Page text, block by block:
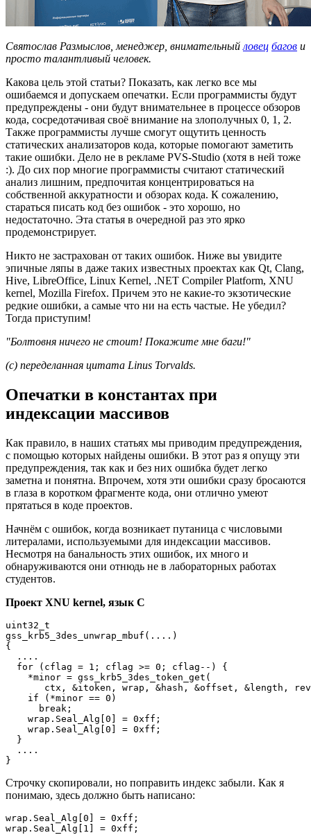
Святослав Размыслов, менеджер, внимательныйловец багов и
просто талантливый человек.
Какова цель этой статьи? Показать, как легко все мы
ошибаемся и допускаем опечатки. Если программисты будут
предупреждены - они будут внимательнее в процессе обзоров
кода, сосредотачивая своё внимание на злополучных 0, 1, 2.
Также программисты лучше смогут ощутить ценность
статических анализаторов кода, которые помогают заметить
такие ошибки. Дело не в рекламе PVS-Studio (хотя в ней тоже
:). До сих пор многие программисты считают статический
анализ лишним, предпочитая концентрироваться на
собственной аккуратности и обзорах кода. К сожалению,
стараться писать код без ошибок - это хорошо, но
недостаточно. Эта статья в очередной раз это ярко
продемонстрирует.
Никто не застрахован от таких ошибок. Ниже вы увидите
эпичные ляпы в даже таких известных проектах как Qt, Clang,
Hive, LibreOffice, Linux Kernel, .NET Compiler Platform, XNU
kernel, Mozilla Firefox. Причем это не какие-то экзотические
редкие ошибки, а самые что ни на есть частые. Не убедил?
Тогда приступим!
"Болтовня ничего не стоит! Покажите мне баги!"
(c) переделанная цитата Linus Torvalds.
Опечатки в константах при
индексации массивов
Как правило, в наших статьях мы приводим предупреждения,
с помощью которых найдены ошибки. В этот раз я опущу эти
предупреждения, так как и без них ошибка будет легко
заметна и понятна. Впрочем, хотя эти ошибки сразу бросаются
в глаза в коротком фрагменте кода, они отлично умеют
прятаться в коде проектов.
Начнём с ошибок, когда возникает путаница с числовыми
литералами, используемыми для индексации массивов.
Несмотря на банальность этих ошибок, их много и
обнаруживаются они отнюдь не в лабораторных работах
студентов.
Проект XNU kernel, язык C
uint32_t
gss_krb5_3des_unwrap_mbuf(....)
{
  ....
  for (cflag = 1; cflag >= 0; cflag--) {
    *minor = gss_krb5_3des_token_get(
ctx, &itoken, wrap, &hash, &offset, &length,
    if (*minor == 0)
      break;
    wrap.Seal_Alg[0] = 0xff;
    wrap.Seal_Alg[0] = 0xff;
  }
  ....
}
Строчку скопировали, но поправить индекс забыли. Как я
понимаю, здесь должно быть написано:
wrap.Seal_Alg[0] = 0xff;
wrap.Seal_Alg[1] = 0xff;